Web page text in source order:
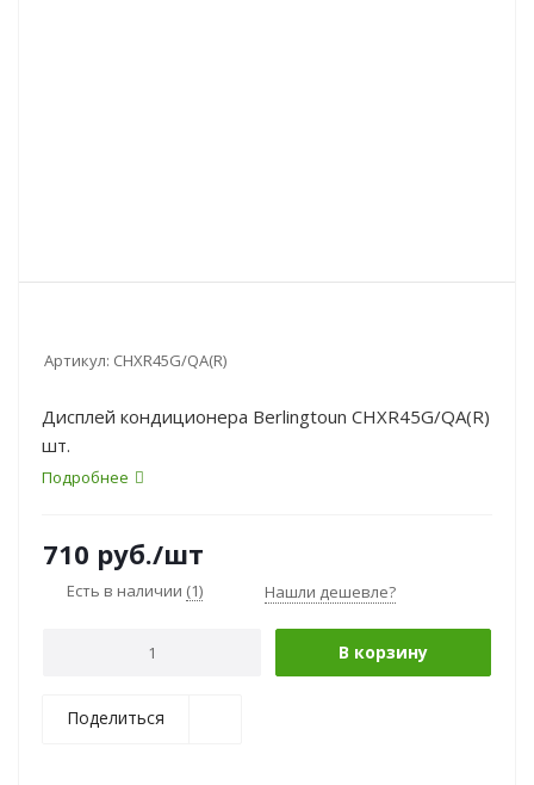
Артикул: CHXR45G/QA(R)
Дисплей кондиционера Berlingtoun CHXR45G/QA(R)
шт.
Подробнее
710 руб./шт
Есть в наличии (1) Нашли дешевле?
В корзину
Поделиться